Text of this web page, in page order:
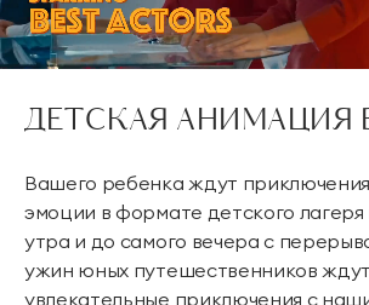
ДЕТСКАЯ АНИМАЦИЯ
Вашего ребенка ждут
эмоции в формате детского лагеря
утра и до самого вечера с
ужин юных путешественников ждут
увлекательные приключения с